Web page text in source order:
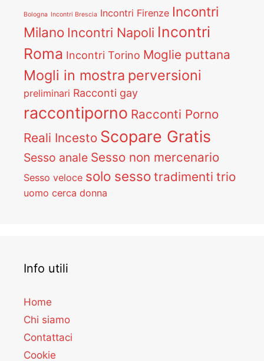
Bologna Incontri Brescia Incontri Firenze Incontri
Milano Incontri Napoli Incontri
Roma Incontri Torino Moglie puttana
Mogli in mostra perversioni
preliminari Racconti gay
raccontiporno Racconti Porno
Reali Incesto Scopare Gratis
Sesso anale Sesso non mercenario
Sesso veloce solo sesso tradimenti trio
uomo cerca donna
Info utili
Home
Chi siamo
Contattaci
Cookie